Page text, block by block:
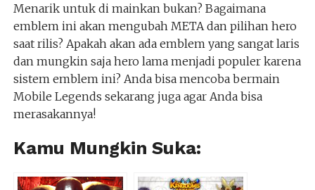
Menarik untuk di mainkan bukan? Bagaimana
emblem ini akan mengubah META dan pilihan hero
saat rilis? Apakah akan ada emblem yang sangat laris
dan mungkin saja hero lama menjadi populer karena
sistem emblem ini? Anda bisa mencoba bermain
Mobile Legends sekarang juga agar Anda bisa
merasakannya!
Kamu Mungkin Suka: